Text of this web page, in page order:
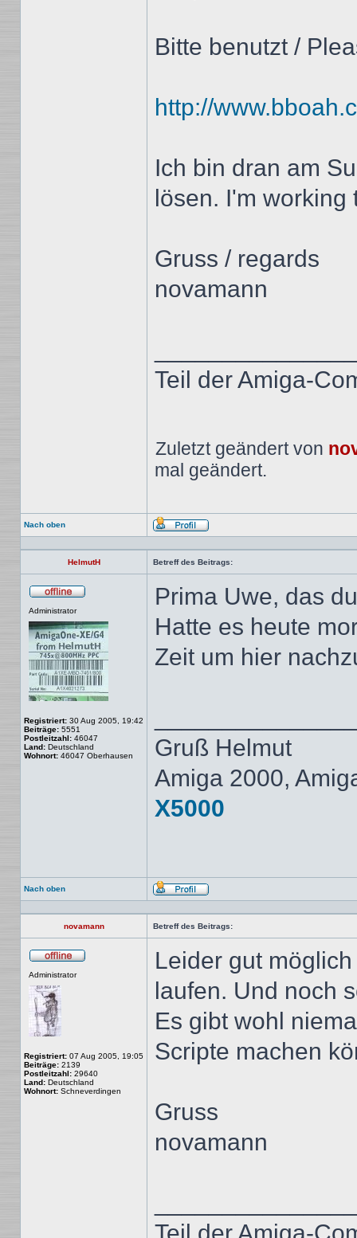
Bitte benutzt /
http://
Ich bin dran am
lösen. I'm working
Gruss / regards
novamann
Teil der Amiga-
Zuletzt geändert von
mal geändert.
Nach oben
Profil
HelmutH Betreff des Beitrags:
Administrator
Registriert: 30 Aug 2005, 19:42
Beiträge: 5551
Postleitzahl: 46047
Land: Deutschland
Wohnort: 46047 Oberhausen
Prima Uwe, das
Hatte es heute
Zeit um hier
Gruß Helmut
Amiga 2000,
X5000
Nach oben
Profil
novamann Betreff des Beitrags:
Administrator
Registriert: 07 Aug 2005, 19:05
Beiträge: 2139
Postleitzahl: 29640
Land: Deutschland
Wohnort: Schneverdingen
Leider gut
laufen. Und noch
Es gibt wohl
Scripte machen
Gruss
novamann